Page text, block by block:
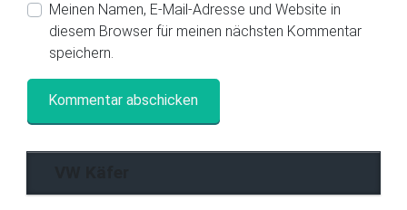
Meinen Namen, E-Mail-Adresse und Website in
diesem Browser für meinen nächsten Kommentar
speichern.